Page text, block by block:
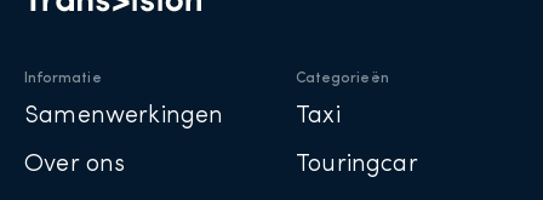
Categorieën
Taxi
Touringcar
Informatie
Samenwerkingen
Over ons